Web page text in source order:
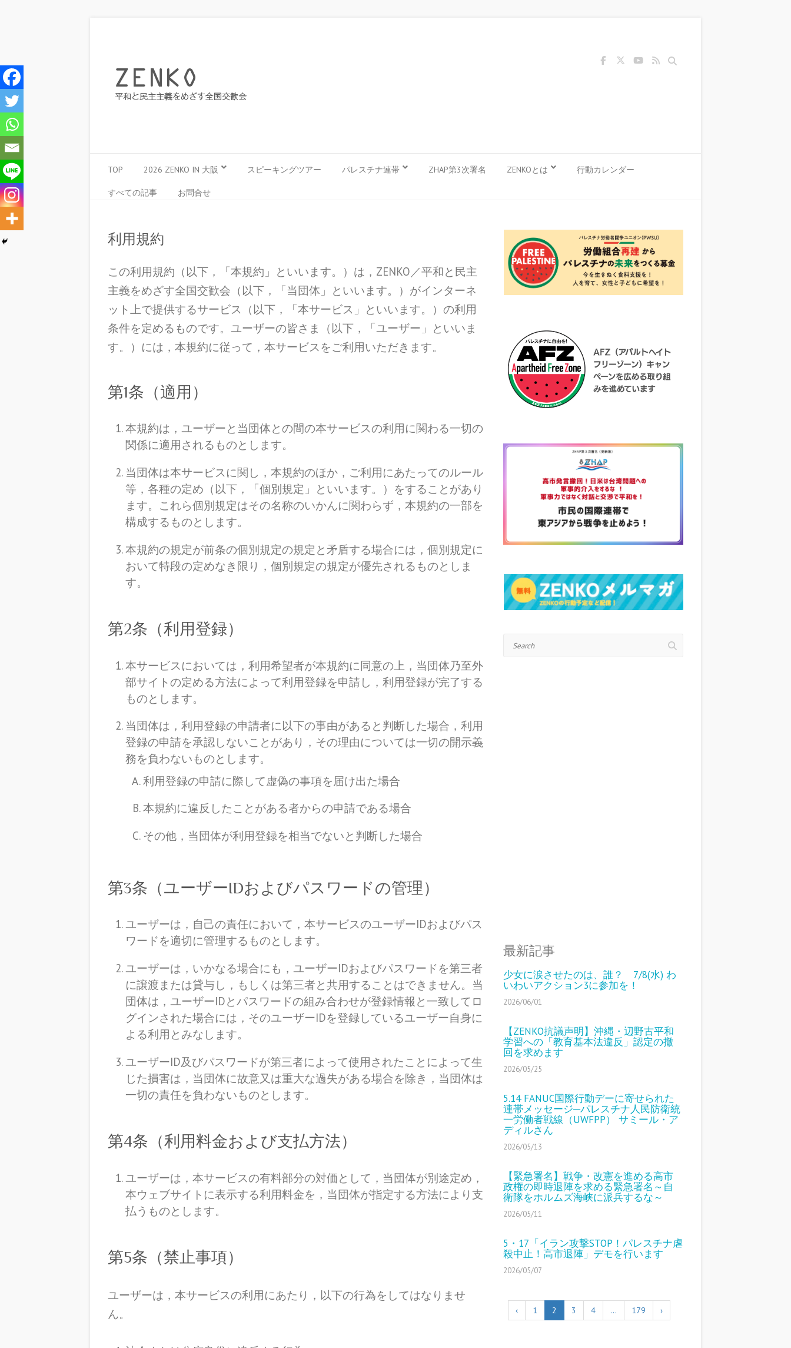
Search
TOP 2026 ZENKO IN 大阪 スピーキングツアー パレスチナ連帯 ZHAP第3次署名 ZENKOとは 行動カレンダー
すべての記事 お問合せ
利用規約
この利用規約（以下，「本規約」といいます。）は，ZENKO／平和と民主
主義をめざす全国交歓会（以下，「当団体」といいます。）がインターネ
ット上で提供するサービス（以下，「本サービス」といいます。）の利用
条件を定めるものです。ユーザーの皆さま（以下，「ユーザー」といいま
す。）には，本規約に従って，本サービスをご利用いただきます。
第1条（適用）
本規約は，ユーザーと当団体との間の本サービスの利用に関わる一切の
関係に適用されるものとします。
当団体は本サービスに関し，本規約のほか，ご利用にあたってのルール
等，各種の定め（以下，「個別規定」といいます。）をすることがあり
ます。これら個別規定はその名称のいかんに関わらず，本規約の一部を
構成するものとします。
本規約の規定が前条の個別規定の規定と矛盾する場合には，個別規定に
おいて特段の定めなき限り，個別規定の規定が優先されるものとしま
す。
第2条（利用登録）
本サービスにおいては，利用希望者が本規約に同意の上，当団体乃至外
部サイトの定める方法によって利用登録を申請し，利用登録が完了する
ものとします。
当団体は，利用登録の申請者に以下の事由があると判断した場合，利用
登録の申請を承認しないことがあり，その理由については一切の開示義
務を負わないものとします。
利用登録の申請に際して虚偽の事項を届け出た場合
本規約に違反したことがある者からの申請である場合
その他，当団体が利用登録を相当でないと判断した場合
第3条（ユーザーIDおよびパスワードの管理）
ユーザーは，自己の責任において，本サービスのユーザーIDおよびパス
ワードを適切に管理するものとします。
ユーザーは，いかなる場合にも，ユーザーIDおよびパスワードを第三者
に譲渡または貸与し，もしくは第三者と共用することはできません。当
団体は，ユーザーIDとパスワードの組み合わせが登録情報と一致してロ
グインされた場合には，そのユーザーIDを登録しているユーザー自身に
よる利用とみなします。
ユーザーID及びパスワードが第三者によって使用されたことによって生
じた損害は，当団体に故意又は重大な過失がある場合を除き，当団体は
一切の責任を負わないものとします。
第4条（利用料金および支払方法）
ユーザーは，本サービスの有料部分の対価として，当団体が別途定め，
本ウェブサイトに表示する利用料金を，当団体が指定する方法により支
払うものとします。
第5条（禁止事項）
ユーザーは，本サービスの利用にあたり，以下の行為をしてはなりませ
ん。
最新記事
少女に涙させたのは、誰？ 7/8(水) わ
いわいアクション3に参加を！
2026/06/01
【ZENKO抗議声明】沖縄・辺野古平和
学習への「教育基本法違反」認定の撤
回を求めます
2026/05/25
5.14 FANUC国際行動デーに寄せられた
連帯メッセージ─パレスチナ人民防衛統
一労働者戦線（UWFPP） サミール・ア
ディルさん
2026/05/13
【緊急署名】戦争・改憲を進める高市
政権の即時退陣を求める緊急署名～自
衛隊をホルムズ海峡に派兵するな～
2026/05/11
5・17「イラン攻撃STOP！パレスチナ虐
殺中止！高市退陣」デモを行います
2026/05/07
‹ 1 2 3 4 … 179 ›